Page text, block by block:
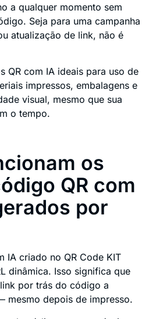
a qualquer momento sem
Seja para uma campanha
atualização de link, não é
QR com IA ideais para uso de
impressos, embalagens e
visual, mesmo que sua
o tempo.
os
QR com
por
IA criado no QR Code KIT
dinâmica. Isso significa que
por trás do código a
mesmo depois de impresso.